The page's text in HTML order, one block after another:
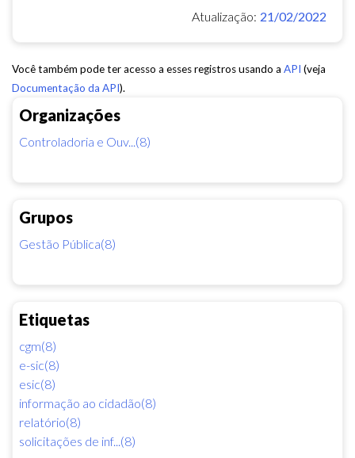
Organizações
Controladoria e Ouv...(8)
Grupos
Gestão Pública(8)
Etiquetas
cgm(8)
e-sic(8)
esic(8)
informação ao cidadão(8)
relatório(8)
solicitações de inf...(8)
Atualização: 21/02/2022
Você também pode ter acesso a esses registros usando a API (veja
Documentação da API).